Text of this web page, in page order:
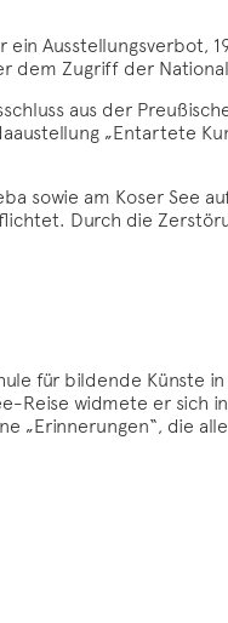
Ausstellungsverbot,
dem Zugriff der
aus der
„Entartete
sowie am Koser See
Durch die
für bildende Künste
Reise widmete er sich
„Erinnerungen“, die